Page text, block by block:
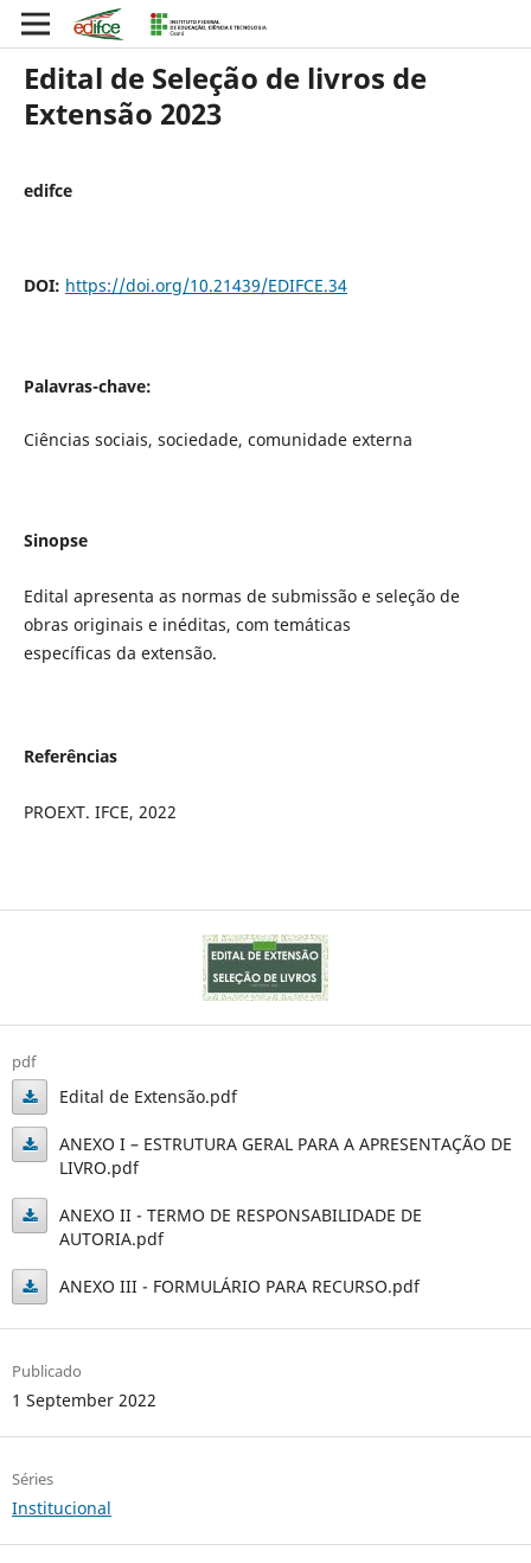
Edital de Seleção de livros de
Extensão 2023
edifce
DOI: https://doi.org/10.21439/EDIFCE.34
Palavras-chave:
Ciências sociais, sociedade, comunidade externa
Sinopse
Edital apresenta as normas de submissão e seleção de
obras originais e inéditas, com temáticas
específicas da extensão.
Referências
PROEXT. IFCE, 2022
pdf
Edital de Extensão.pdf
Edital
de
Extensão.pdf
ANEXO I – ESTRUTURA GERAL PARA A APRESENTAÇÃO DE
LIVRO.pdf
ANEXO
I –
ESTRUTURA
GERAL
PARA
APRESENTAÇÃO
ANEXO II - TERMO DE RESPONSABILIDADE DE
AUTORIA.pdf
ANEXO
II -
TERMO
RESPONSABILIDADE
ANEXO III - FORMULÁRIO PARA RECURSO.pdf
ANEXO
FORMULÁRIO
Publicado
1 September 2022
Séries
Institucional